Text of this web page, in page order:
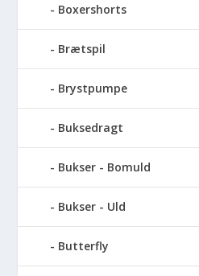
Boxershorts
Brætspil
Brystpumpe
Buksedragt
Bukser - Bomuld
Bukser - Uld
Butterfly